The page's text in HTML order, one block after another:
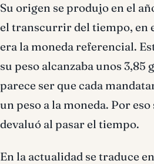
Su origen se produjo en el
el transcurrir del tiempo, en
era la moneda referencial.
su peso alcanzaba unos 3,85
parece ser que cada
un peso a la moneda. Por eso
devaluó al pasar el tiempo.
En la actualidad se traduce